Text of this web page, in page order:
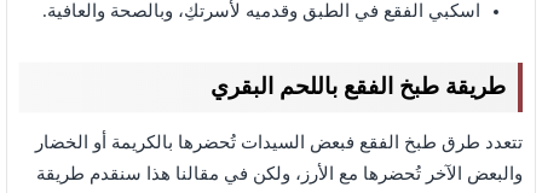
اسكبي الفقع في الطبق وقدميه لأسرتكِ، وبالصحة والعافية.
طريقة طبخ الفقع باللحم البقري
تتعدد طرق طبخ الفقع فبعض السيدات تُحضرها بالكريمة أو الخضار
والبعض الآخر تُحضرها مع الأرز، ولكن في مقالنا هذا سنقدم طريقة